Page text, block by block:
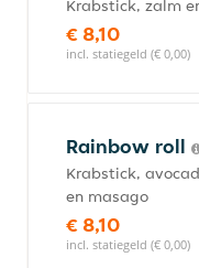
Krabstick, zalm
€ 8,10
incl. statiegeld (€ 0,00)
Rainbow roll
Krabstick,
en masago
€ 8,10
incl. statiegeld (€ 0,00)